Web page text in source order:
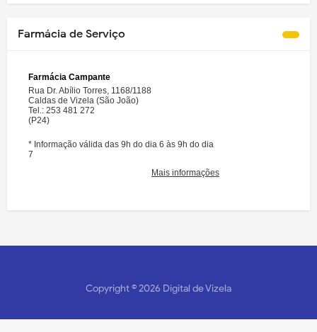
Farmácia de Serviço
Copyright ©2026 Digital de Vizela